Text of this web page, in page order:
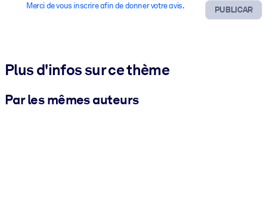
PUBLICAR
Merci de vous inscrire afin de donner votre avis.
Plus d'infos sur ce thème
Par les mêmes auteurs